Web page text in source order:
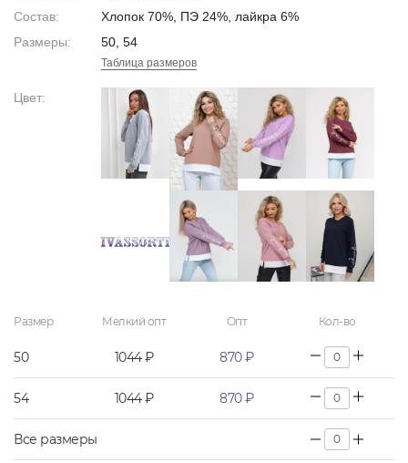
Состав:
Хлопок 70%, ПЭ 24%, лайкра 6%
Размеры:
50, 54
Таблица размеров
Цвет:
Размер Мелкий опт Опт Кол-во
50 1044 ₽ 870 ₽
54 1044 ₽ 870 ₽
Все размеры